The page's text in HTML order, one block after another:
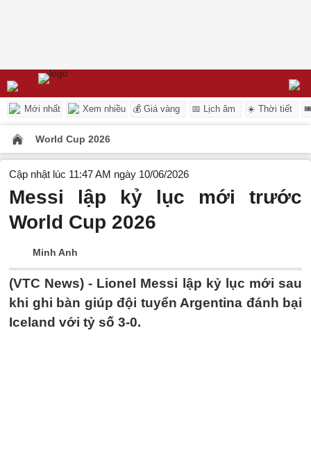
Mới nhất Xem nhiều 💰 Giá vàng 📅 Lịch âm ☀️ Thời tiết
World Cup 2026
Cập nhật lúc 11:47 AM ngày 10/06/2026
Messi lập kỷ lục mới trước
World Cup 2026
Minh Anh
(VTC News) - Lionel Messi lập kỷ lục mới sau
khi ghi bàn giúp đội tuyển Argentina đánh bại
Iceland với tỷ số 3-0.